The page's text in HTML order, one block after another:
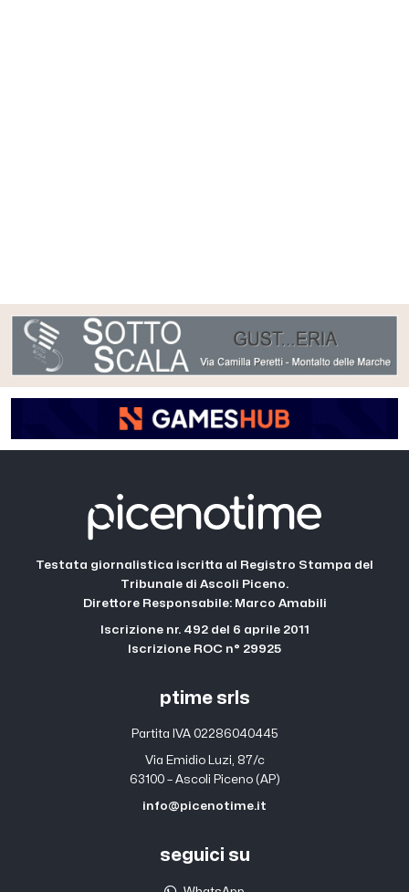
Testata giornalistica iscritta al Registro Stampa del
Tribunale di Ascoli Piceno.
Direttore Responsabile: Marco Amabili
Iscrizione nr. 492 del 6 aprile 2011
Iscrizione ROC n° 29925
ptime srls
Partita IVA 02286040445
Via Emidio Luzi, 87/c
63100 – Ascoli Piceno (AP)
info@picenotime.it
seguici su